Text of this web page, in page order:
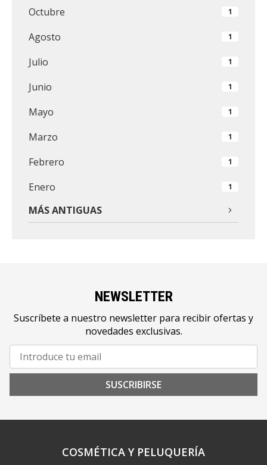
Octubre 1
Agosto 1
Julio 1
Junio 1
Mayo 1
Marzo 1
Febrero 1
Enero 1
MÁS ANTIGUAS
NEWSLETTER
Suscríbete a nuestro newsletter para recibir ofertas y
novedades exclusivas.
SUSCRIBIRSE
COSMÉTICA Y PELUQUERÍA